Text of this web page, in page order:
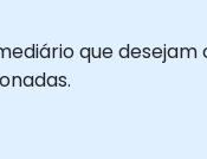
que desejam